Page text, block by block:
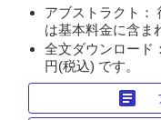
アブストラクト：
は基本料金に含ま
全文ダウンロード
円(税込) です。
article